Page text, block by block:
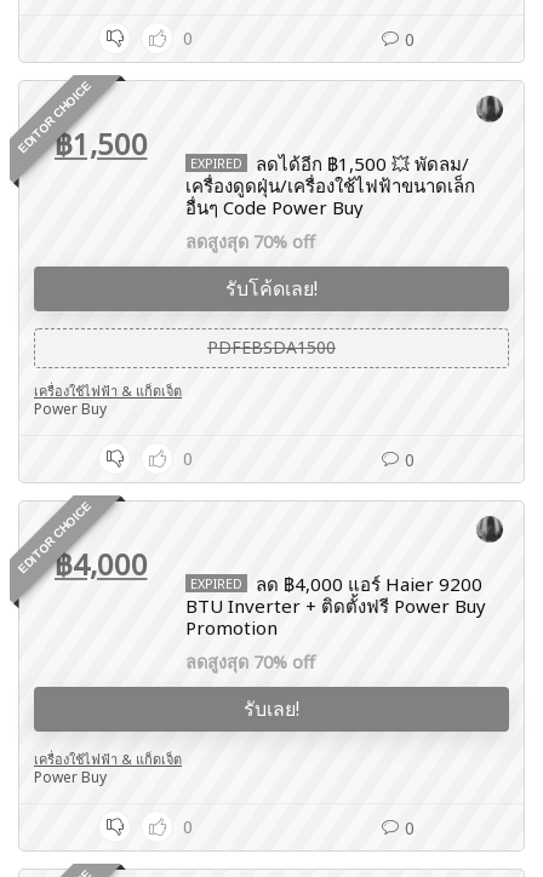
0 0
EDITOR CHOICE฿1,500 EXPIRED
ลดได้อีก ฿1,500 💥 พัดลม/
เครื่องดูดฝุ่น/เครื่องใช้ไฟฟ้าขนาดเล็ก
อื่นๆ Code Power Buy
ลดสูงสุด 70% off
รับโค้ดเลย!
PDFEBSDA1500
เครื่องใช้ไฟฟ้า & แก็ดเจ็ต
Power Buy
0 0
EDITOR CHOICE฿4,000 EXPIRED
ลด ฿4,000 แอร์ Haier 9200
BTU Inverter + ติดตั้งฟรี Power Buy
Promotion
ลดสูงสุด 70% off
รับเลย!
เครื่องใช้ไฟฟ้า & แก็ดเจ็ต
Power Buy
0 0